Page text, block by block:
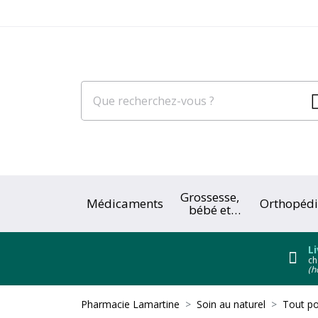
Médicaments Grossesse,
bébé et
Pharmacie Lamartine Soin au naturel Tout